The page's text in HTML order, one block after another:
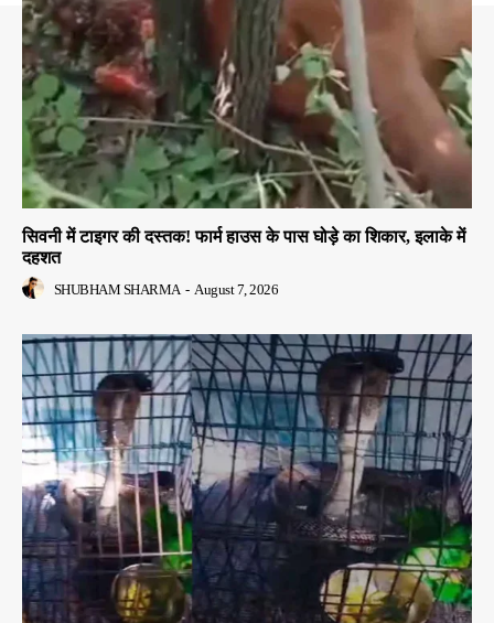
सिवनी में टाइगर की दस्तक! फार्म हाउस के पास घोड़े का शिकार, इलाके में
दहशत
SHUBHAM SHARMA - August 7, 2026